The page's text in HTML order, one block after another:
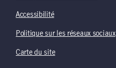
Accessibilité
Politique sur les réseaux sociaux
Carte du site